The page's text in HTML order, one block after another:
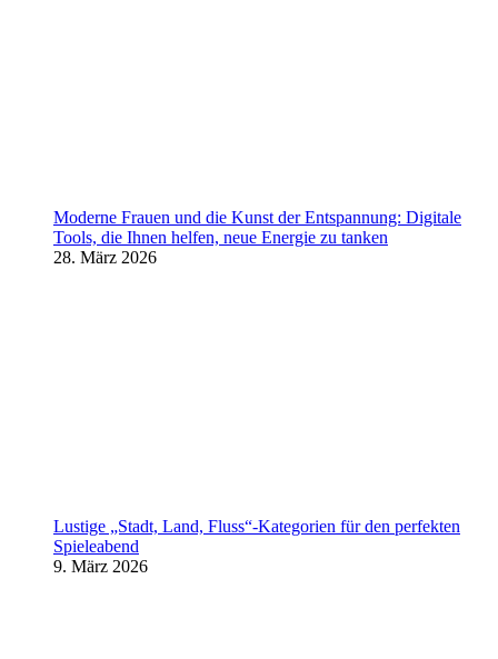
Moderne Frauen und die Kunst der Entspannung: Digitale
Tools, die Ihnen helfen, neue Energie zu tanken
28. März 2026
Lustige „Stadt, Land, Fluss“-Kategorien für den perfekten
Spieleabend
9. März 2026